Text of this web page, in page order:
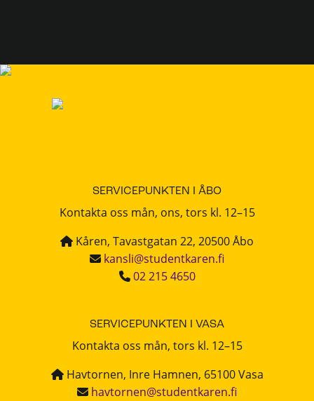
SERVICEPUNKTEN I ÅBO
Kontakta oss mån, ons, tors kl. 12–15
Kåren, Tavastgatan 22, 20500 Åbo
kansli@studentkaren.fi
02 215 4650
SERVICEPUNKTEN I VASA
Kontakta oss mån, tors kl. 12–15
Havtornen, Inre Hamnen, 65100 Vasa
havtornen@studentkaren.fi